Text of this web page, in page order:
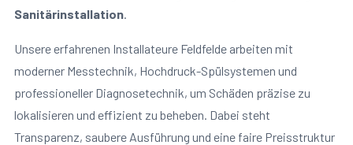
Sanitärinstallation.
Unsere erfahrenen Installateure Feldfelde arbeiten mit
moderner Messtechnik, Hochdruck-Spülsystemen und
professioneller Diagnosetechnik, um Schäden präzise zu
lokalisieren und effizient zu beheben. Dabei steht
Transparenz, saubere Ausführung und eine faire Preisstruktur